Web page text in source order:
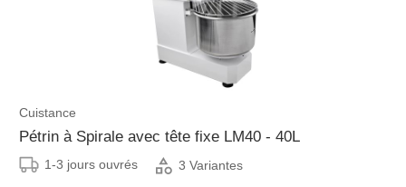
Cuistance
Pétrin à Spirale avec tête fixe LM40 - 40L
1-3 jours ouvrés 3 Variantes